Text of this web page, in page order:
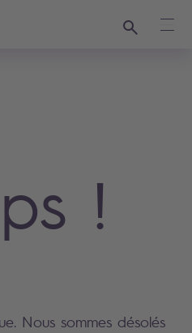
Recherche
!
Nous sommes désolés